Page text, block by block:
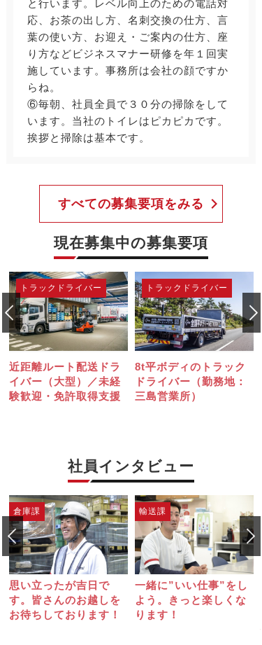
と行います。レベル向上のための電話対
応、お茶の出し方、名刺交換の仕方、言
葉の使い方、お迎え・ご案内の仕方、座
り方などビジネスマナー研修を年１回実
施しています。事務所は会社の顔ですか
らね。
⑥毎朝、社員全員で３０分の掃除をして
います。当社のトイレはピカピカです。
挨拶と掃除は基本です。
すべての募集要項をみる
現在募集中の募集要項
ドラ
未経
支援
トラックドライバー
8t平ボディのトラック
ドライバー（勤務地：
三島営業所）
トラックドライバー
日帰り中心の大型
ックドライバー（
配送）【勤務地：
社員インタビュー
日で
越しを
ます！
輸送課
一緒に”いい仕事”をし
よう。きっと楽しくな
ります！
経理総務課
是非、見学に来
心よりお待ちし